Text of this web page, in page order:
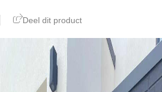
Deel dit product